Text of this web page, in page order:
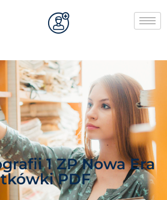
1 ZP Nowa Era
PDF